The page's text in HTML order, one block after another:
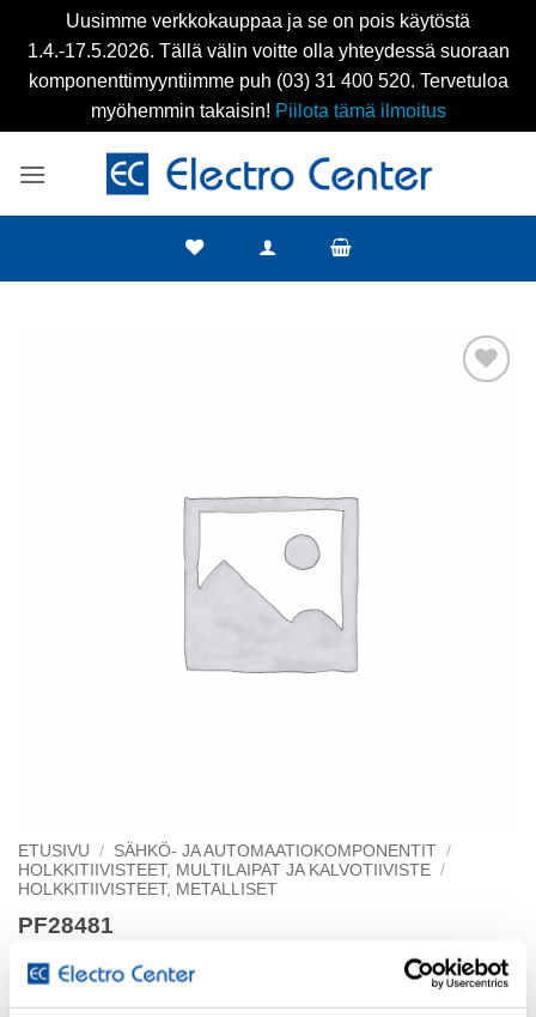
Uusimme verkkokauppaa ja se on pois käytöstä
1.4.-17.5.2026. Tällä välin voitte olla yhteydessä suoraan
komponenttimyyntiimme puh (03) 31 400 520. Tervetuloa
myöhemmin takaisin! Piilota tämä ilmoitus
ETUSIVU / SÄHKÖ- JA AUTOMAATIOKOMPONENTIT /
HOLKKITIIVISTEET, MULTILAIPAT JA KALVOTIIVISTE /
HOLKKITIIVISTEET, METALLISET
PF28481
80.216/212 M16/M12 supistus Ms